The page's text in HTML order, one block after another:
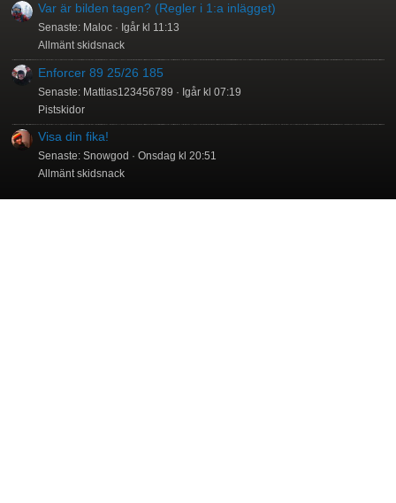
Var är bilden tagen? (Regler i 1:a inlägget)
Senaste: Maloc
Igår kl 11:13
Allmänt skidsnack
Enforcer 89 25/26 185
Senaste: Mattias123456789
Igår kl 07:19
Pistskidor
Visa din fika!
Senaste: Snowgod
Onsdag kl 20:51
Allmänt skidsnack